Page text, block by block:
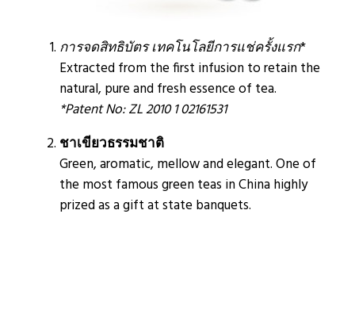
การจดสิทธิบัตรเทคโนโลยีการแช่ครั้งแรก*
Extracted from the first infusion to retain the
natural, pure and fresh essence of tea.
*Patent No: ZL 2010 1 02161531
ชาเขียวธรรมชาติ
Green, aromatic, mellow and elegant. One of
the most famous green teas in China highly
prized as a gift at state banquets.